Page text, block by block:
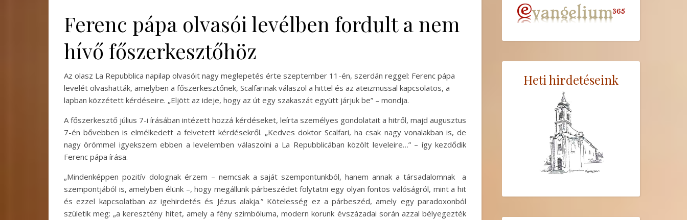
Ferenc pápa olvasói levélben fordult a nem
hívő főszerkesztőhöz
Az olasz La Repubblica napilap olvasóit nagy meglepetés érte szeptember 11-én, szerdán reggel: Ferenc pápa
levelét olvashatták, amelyben a főszerkesztőnek, Scalfarinak válaszol a hittel és az ateizmussal kapcsolatos, a
lapban közzétett kérdéseire. „Eljött az ideje, hogy az út egy szakaszát együtt járjuk be” – mondja.
A főszerkesztő július 7-i írásában intézett hozzá kérdéseket, leírta személyes gondolatait a hitről, majd augusztus
7-én bővebben is elmélkedett a felvetett kérdésekről. „Kedves doktor Scalfari, ha csak nagy vonalakban is, de
nagy örömmel igyekszem ebben a levelemben válaszolni a La Repubblicában közölt leveleire…” – így kezdődik
Ferenc pápa írása.
„Mindenképpen pozitív dolognak érzem – nemcsak a saját szempontunkból, hanem annak a társadalomnak a
szempontjából is, amelyben élünk –, hogy megállunk párbeszédet folytatni egy olyan fontos valóságról, mint a hit
és ezzel kapcsolatban az igehirdetés és Jézus alakja.” Kötelesség ez a párbeszéd, amely egy paradoxonból
születik meg: „a keresztény hitet, amely a fény szimbóluma, modern korunk évszázadai során azzal bélyegezték
Heti hirdetéseink